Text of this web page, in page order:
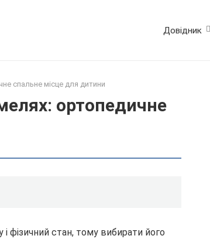
Довідник
спальне місце для дитини
ортопедичне
фізичний стан, тому вибирати його